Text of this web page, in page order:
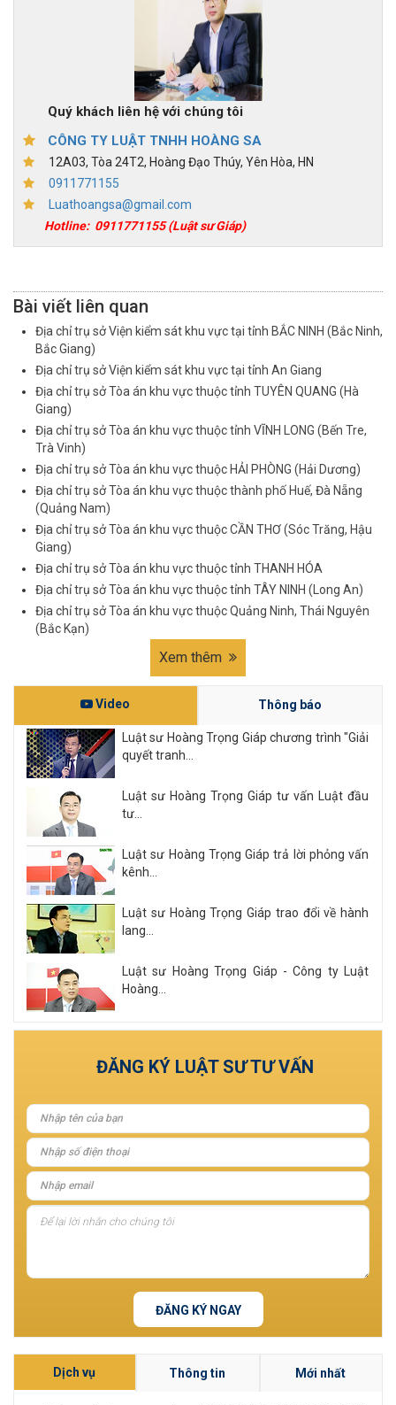
Quý khách liên hệ với chúng tôi
CÔNG TY LUẬT TNHH HOÀNG SA
12A03, Tòa 24T2, Hoàng Đạo Thúy, Yên Hòa, HN
0911771155
Luathoangsa@gmail.com
Hotline: 0911771155(Luật sư Giáp)
Bài viết liên quan
Địa chỉ trụ sở Viện kiểm sát khu vực tại tỉnh BẮC NINH (Bắc Ninh,
Bắc Giang)
Địa chỉ trụ sở Viện kiểm sát khu vực tại tỉnh An Giang
Địa chỉ trụ sở Tòa án khu vực thuộc tỉnh TUYÊN QUANG (Hà
Giang)
Địa chỉ trụ sở Tòa án khu vực thuộc tỉnh VĨNH LONG (Bến Tre,
Trà Vinh)
Địa chỉ trụ sở Tòa án khu vực thuộc HẢI PHÒNG (Hải Dương)
Địa chỉ trụ sở Tòa án khu vực thuộc thành phố Huế, Đà Nẵng
(Quảng Nam)
Địa chỉ trụ sở Tòa án khu vực thuộc CẦN THƠ (Sóc Trăng, Hậu
Giang)
Địa chỉ trụ sở Tòa án khu vực thuộc tỉnh THANH HÓA
Địa chỉ trụ sở Tòa án khu vực thuộc tỉnh TÂY NINH (Long An)
Địa chỉ trụ sở Tòa án khu vực thuộc Quảng Ninh, Thái Nguyên
(Bắc Kạn)
Xem thêm
Video Thông báo
Luật sư Hoàng Trọng Giáp chương trình "Giải
quyết tranh...
Luật sư Hoàng Trọng Giáp tư vấn Luật đầu
tư...
Luật sư Hoàng Trọng Giáp trả lời phỏng vấn
kênh...
Luật sư Hoàng Trọng Giáp trao đổi về hành
lang...
Luật sư Hoàng Trọng Giáp - Công ty Luật
Hoàng...
Xem tất cả
ĐĂNG KÝ LUẬT SƯ TƯ VẤN
ĐĂNG KÝ NGAY
Dịch vụ Thông tin Mới nhất